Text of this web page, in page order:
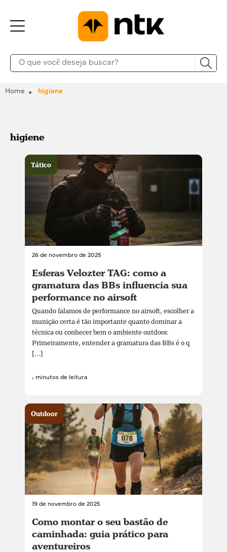
Home higiene
higiene
26 de novembro de 2025
Esferas Velozter TAG: como a
gramatura das BBs influencia sua
performance no airsoft
Quando falamos de performance no airsoft, escolher a
munição certa é tão importante quanto dominar a
técnica ou conhecer bem o ambiente outdoor.
Primeiramente, entender a gramatura das BBs é o q
[...]
4 minutos de leitura
Tático
19 de novembro de 2025
Como montar o seu bastão de
caminhada: guia prático para
aventureiros
Outdoor